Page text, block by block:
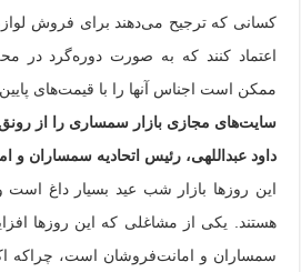
کسانی که ترجیح می‌دهند برای فروش
اعتماد کنند که به صورت دوره‌گرد در
ممکن است اجناس آنها را با قیمت‌های
سایت‌های مجازی بازار سمساری را از رونق
داود عبداللهی، رئیس اتحادیه سمساران و
این روزها بازار شب عید بسیار داغ
هستند. یکی از مشاغلی که این روزها
سمساران و امانت‌فروشان است، چراکه